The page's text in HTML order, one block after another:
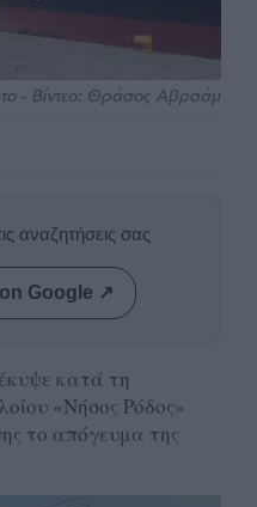
- Βίντεο: Θράσος Αβραάμ
αναζητήσεις σας
Google ↗
κατά τη
«Νήσος Ρόδος»
το απόγευμα της